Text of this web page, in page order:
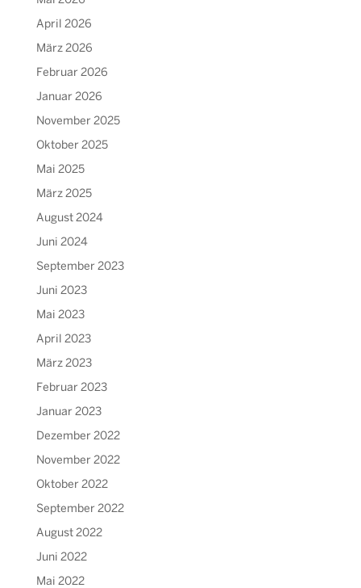
April 2026
März 2026
Februar 2026
Januar 2026
November 2025
Oktober 2025
Mai 2025
März 2025
August 2024
Juni 2024
September 2023
Juni 2023
Mai 2023
April 2023
März 2023
Februar 2023
Januar 2023
Dezember 2022
November 2022
Oktober 2022
September 2022
August 2022
Juni 2022
Mai 2022